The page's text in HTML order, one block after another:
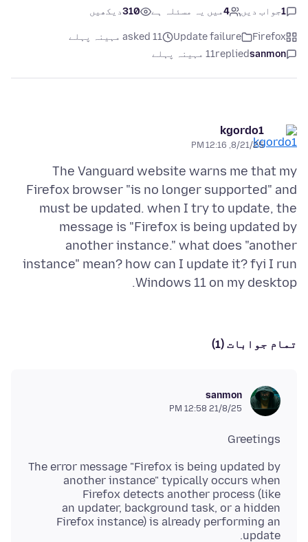
1جواب دیں 4میں یہ مسئلہ ہے 310دیکھیں
Firefox
Update failure
asked 11 مہینہ پہلے
sanmon
replied11 مہینہ پہلے
kgordo1
8/21/25, 12:16 PM
The Vanguard website warns me that my
Firefox browser "is no longer supported" and
must be updated. when I try to update, the
message is "Firefox is being updated by
another instance." what does "another
instance" mean? how can I update it? fyi I run
Windows 11 on my desktop.
تمام جوابات (1)
sanmon
21/8/25 12:58 PM
Greetings
The error message "Firefox is being updated by
another instance" typically occurs when
an updater, background task, or a hidden
Firefox instance) is already performing an
update.